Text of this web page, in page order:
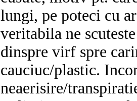
lungi, pe poteci cu
veritabila ne
dinspre virf spre
cauciuc/plastic.
neaerisire/